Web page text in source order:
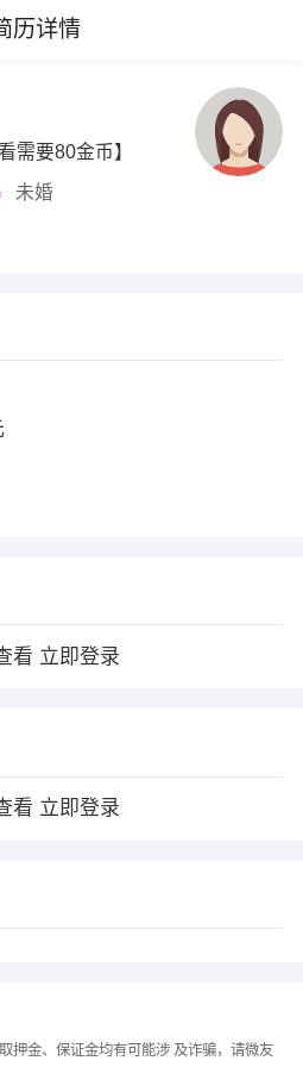
历详情
需要80金币】
未婚
看 立即登录
看 立即登录
押金、保证金均有可能涉 及诈骗，请微友